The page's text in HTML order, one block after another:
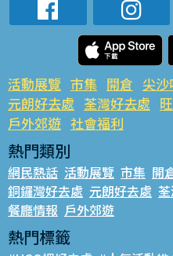
活動展覽 市集 開倉 尖
元朗好去處 荃灣好去處
戶外郊遊 社會福利
熱門類別
網民熱話 活動展覽 市集 開
銅鑼灣好去處 元朗好去處
餐廳情報 戶外郊遊
熱門標籤